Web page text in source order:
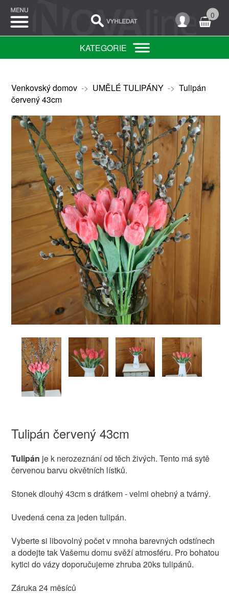
0
KATEGORIE
Venkovský domov-> UMĚLÉ TULIPÁNY-> Tulipán
červený 43cm
Tulipán červený 43cm
Tulipán je k nerozeznání od těch živých. Tento má sytě
červenou barvu okvětních lístků.
Stonek dlouhý 43cm s drátkem - velmi ohebný a tvárný.
Uvedená cena za jeden tulipán.
Vyberte si libovolný počet v mnoha barevných odstínech
a dodejte tak Vašemu domu svěží atmosféru. Pro bohatou
kytici do vázy doporučujeme zhruba 20ks tulipánů.
Záruka 24 měsíců